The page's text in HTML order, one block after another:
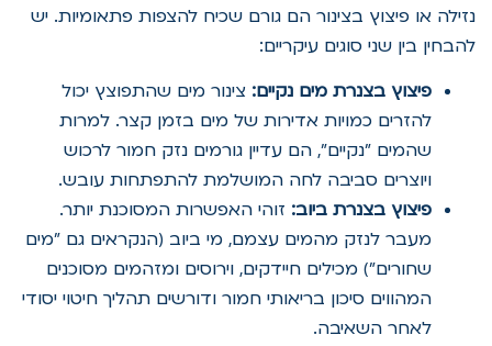
נזילה או פיצוץ בצינור הם גורם שכיח להצפות פתאומיות. יש
להבחין בין שני סוגים עיקריים:
פיצוץ בצנרת מים נקיים: צינור מים שהתפוצץ יכול
להזרים כמויות אדירות של מים בזמן קצר. למרות
שהמים "נקיים", הם עדיין גורמים נזק חמור לרכוש
ויוצרים סביבה לחה המושלמת להתפתחות עובש.
פיצוץ בצנרת ביוב: זוהי האפשרות המסוכנת יותר.
מעבר לנזק מהמים עצמם, מי ביוב (הנקראים גם "מים
שחורים") מכילים חיידקים, וירוסים ומזהמים מסוכנים
המהווים סיכון בריאותי חמור ודורשים תהליך חיטוי יסודי
לאחר השאיבה.